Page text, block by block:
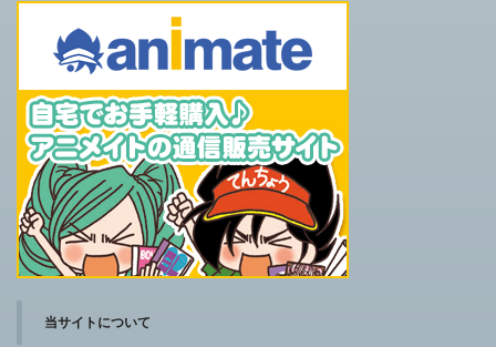
当サイトについて